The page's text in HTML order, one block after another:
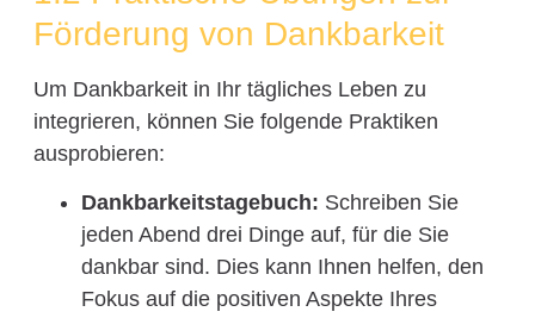
Förderung von Dankbarkeit
Um Dankbarkeit in Ihr tägliches Leben zu
integrieren, können Sie folgende Praktiken
ausprobieren:
Dankbarkeitstagebuch: Schreiben Sie
jeden Abend drei Dinge auf, für die Sie
dankbar sind. Dies kann Ihnen helfen, den
Fokus auf die positiven Aspekte Ihres